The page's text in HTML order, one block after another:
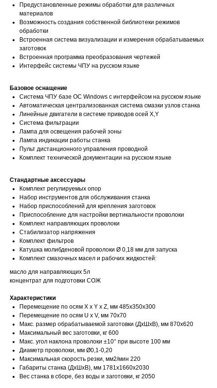
Предустановленные режимы обработки для различных
материалов
Возможность создания собственной библиотеки режимов
обработки
Встроенная система визуализации и измерения обрабатываемых
заготовок
Встроенная программа преобразования чертежей
Интерфейс системы ЧПУ на русском языке
Базовое оснащение
Система ЧПУ базе ОС Windows с интерфейсом на русском языке
Автоматическая централизованная система смазки узлов станка
Линейные двигатели в системе приводов осей X,Y
Система фильтрации
Лампа для освещения рабочей зоны
Лампа индикации работы станка
Пульт дистанционного управления проводной
Комплект технической документации на русском языке
Стандартные аксессуары
Комплект регулируемых опор
Набор инструментов для обслуживания станка
Набор приспособлений для крепления заготовок
Приспособление для настройки вертикальности проволоки
Комплект направляющих проволоки
Стабилизатор напряжения
Комплект фильтров
Катушка молибденовой проволоки Ø 0,18 мм для запуска
Комплект смазочных масел и рабочих жидкостей:
масло для направляющих 5л
концентрат для подготовки СОЖ
Характеристики
Перемещение по осям Х x Y x Z, мм 485х350х300
Перемещение по осям U x V, мм 70х70
Макс. размер обрабатываемой заготовки (ДхШхВ), мм 870х620
Максимальный вес заготовки, кг 600
Макс. угол наклона проволоки ±10° при высоте 100 мм
Диаметр проволоки, мм Ø0,1-0,20
Максимальная скорость резки, мм2/мин 220
Габариты станка (ДхШхВ), мм 1781х1660х2030
Вес станка в сборе, без воды и заготовки, кг 2050